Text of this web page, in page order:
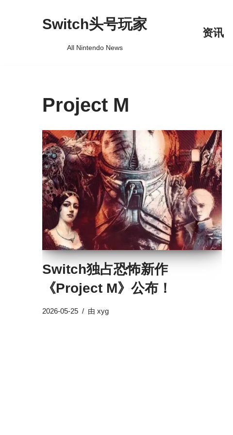
Switch头号玩家
All Nintendo News
资讯
Project M
Switch独占恐怖新作
《Project M》公布！
2026-05-25 由 xyg